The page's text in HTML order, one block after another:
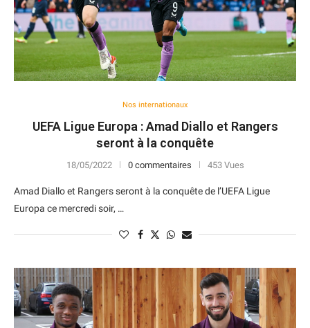
Nos internationaux
UEFA Ligue Europa : Amad Diallo et Rangers
seront à la conquête
18/05/2022 0 commentaires 453 Vues
Amad Diallo et Rangers seront à la conquête de l’UEFA Ligue
Europa ce mercredi soir, …